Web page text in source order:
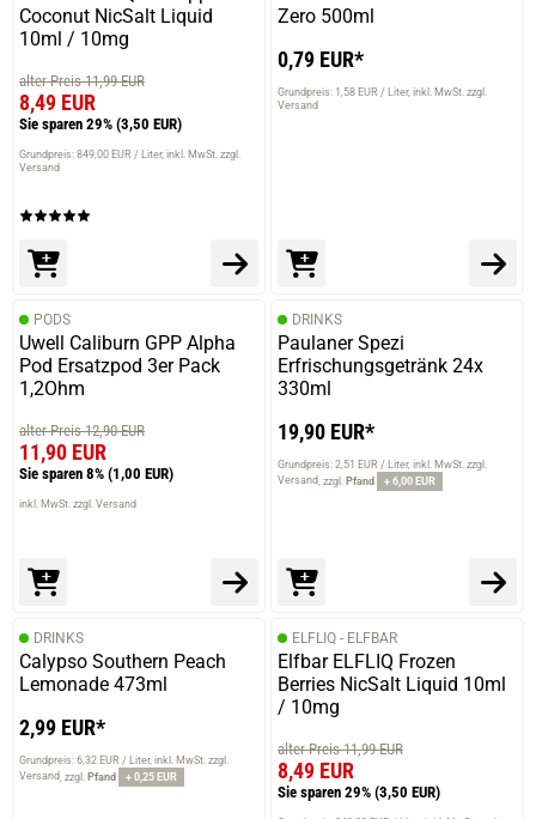
Coconut NicSalt Liquid
10ml / 10mg
alter Preis 11,99 EUR
8,49 EUR
Sie sparen 29% (3,50 EUR)
Grundpreis: 849,00 EUR / Liter inkl. MwSt. zzgl.
Versand
Zero 500ml
0,79 EUR*
Grundpreis: 1,58 EUR / Liter inkl. MwSt. zzgl.
Versand
PODS
Uwell Caliburn GPP Alpha
Pod Ersatzpod 3er Pack
1,2Ohm
alter Preis 12,90 EUR
11,90 EUR
Sie sparen 8% (1,00 EUR)
inkl. MwSt. zzgl. Versand
DRINKS
Paulaner Spezi
Erfrischungsgetränk 24x
330ml
19,90 EUR*
Grundpreis: 2,51 EUR / Liter inkl. MwSt. zzgl.
Versand zzgl. Pfand + 6,00 EUR
DRINKS
Calypso Southern Peach
Lemonade 473ml
2,99 EUR*
Grundpreis: 6,32 EUR / Liter inkl. MwSt. zzgl.
Versand zzgl. Pfand + 0,25 EUR
ELFLIQ - ELFBAR
Elfbar ELFLIQ Frozen
Berries NicSalt Liquid 10ml
/ 10mg
alter Preis 11,99 EUR
8,49 EUR
Sie sparen 29% (3,50 EUR)